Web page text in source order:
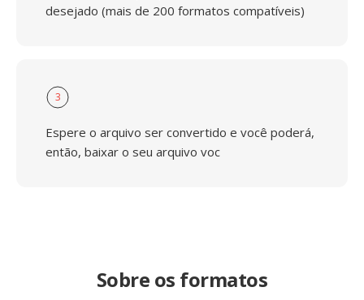
desejado (mais de 200 formatos compatíveis)
3
Espere o arquivo ser convertido e você poderá,
então, baixar o seu arquivo voc
Sobre os formatos